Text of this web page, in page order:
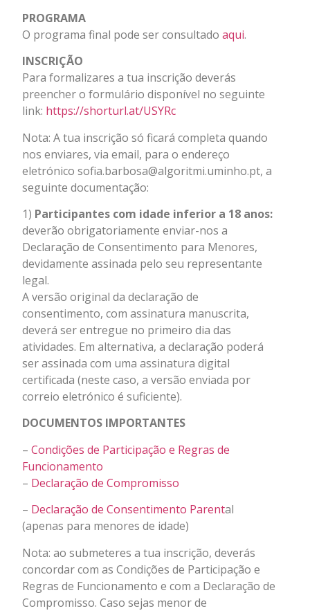
PROGRAMA
O programa final pode ser consultadoaqui.
INSCRIÇÃO
Para formalizares a tua inscrição deverás
preencher o formulário disponível no seguinte
link: https://shorturl.at/USYRc
Nota: A tua inscrição só ficará completa quando
nos enviares, via email, para o endereço
eletrónico sofia.barbosa@algoritmi.uminho.pt, a
seguinte documentação:
1) Participantes com idade inferior a 18 anos:
deverão obrigatoriamente enviar-nos a
Declaração de Consentimento para Menores,
devidamente assinada pelo seu representante
legal.
A versão original da declaração de
consentimento, com assinatura manuscrita,
deverá ser entregue no primeiro dia das
atividades. Em alternativa, a declaração poderá
ser assinada com uma assinatura digital
certificada (neste caso, a versão enviada por
correio eletrónico é suficiente).
DOCUMENTOS IMPORTANTES
–Condições de Participação e Regras de
Funcionamento
– Declaração de Compromisso
– Declaração de Consentimento Parental
(apenas para menores de idade)
Nota: ao submeteres a tua inscrição, deverás
concordar com as Condições de Participação e
Regras de Funcionamento e com a Declaração de
Compromisso. Caso sejas menor de